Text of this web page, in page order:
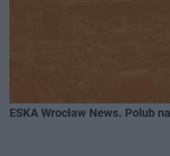
ESKA Wrocław News. Polub